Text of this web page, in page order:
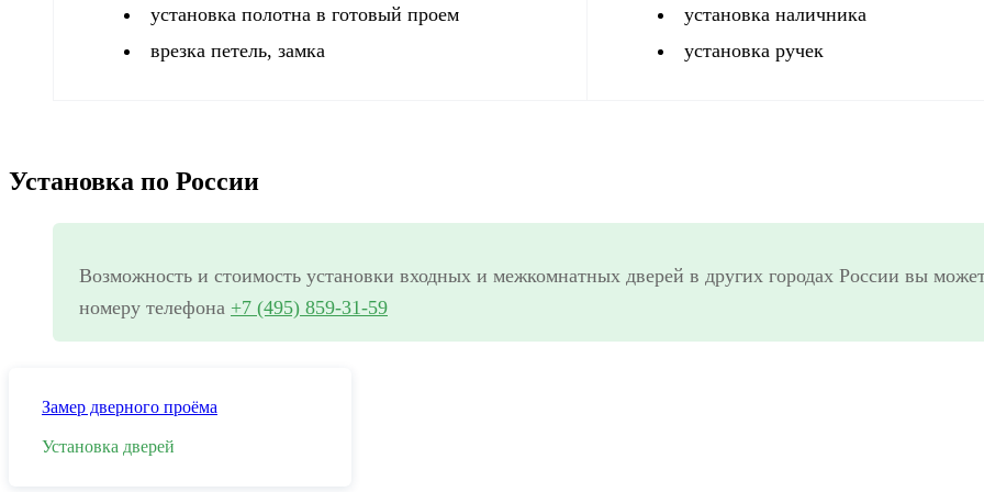
установка полотна в готовый проем
врезка петель, замка
установка наличника
установка ручек
Установка по России
Возможность и стоимость установки входных и межкомнатных дверей в других городах России вы
номеру телефона +7 (495) 859-31-59
Замер дверного проёма
Установка дверей